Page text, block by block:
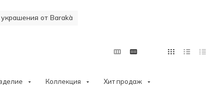
от Barakà
Коллекция Хит продаж